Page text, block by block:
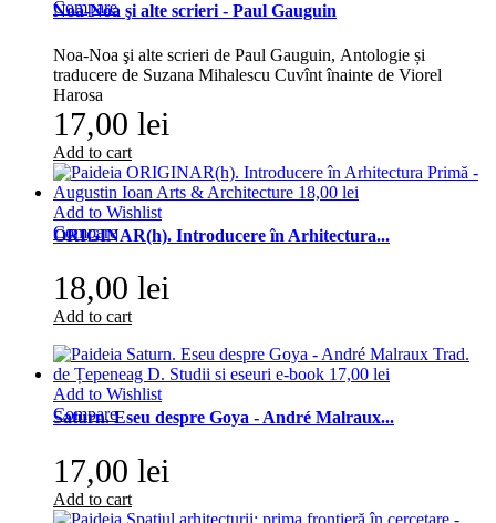
Compare
Noa-Noa şi alte scrieri - Paul Gauguin
Noa-Noa şi alte scrieri de Paul Gauguin, Antologie și
traducere de Suzana Mihalescu Cuvînt înainte de Viorel
Harosa
17,00 lei
Add to cart
Add to Wishlist
Compare
ORIGINAR(h). Introducere în Arhitectura...
18,00 lei
Add to cart
Add to Wishlist
Compare
Saturn. Eseu despre Goya - André Malraux...
17,00 lei
Add to cart